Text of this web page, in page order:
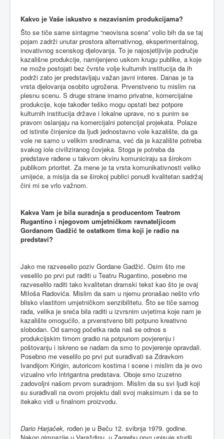
Kakvo je Vaše iskustvo s nezavisnim produkcijama?
Što se tiče same sintagme “neovisna scena” volio bih da se taj
pojam zadrži unutar prostora alternativnog, eksperimentalnog,
inovativnog scenskog djelovanja. To je najosjetljivije područje
kazališne produkcije, namijenjeno uskom krugu publike, a koje
ne može postojati bez čvrste volje kulturnih institucija da ih
podrži zato jer predstavljaju važan javni interes. Danas je ta
vrsta djelovanja osobito ugrožena. Prvenstveno tu mislim na
plesnu scenu. S druge strane imamo privatne, komercijalne
produkcije, koje također teško mogu opstati bez potpore
kulturnih institucija države i lokalne uprave, no s punim se
pravom oslanjaju na komercijalni potencijal projekata. Polaze
od istinite činjenice da ljudi jednostavno vole kazalište, da ga
vole ne samo u velikim sredinama, već da je kazalište potreba
svakog iole civiliziranog čovjeka. Stoga je potreba da
predstave rađene u takvom okviru komuniciraju sa širokom
publikom prioritet. Za mene je ta vrsta komunikativnosti veliko
umijeće, a misija da se širokoj publici ponudi kvalitetan sadržaj
čini mi se vrlo važnom.
Kakva Vam je bila suradnja s producentom Teatrom
Rugantino i njegovom umjetničkom ravnateljicom
Gordanom Gadžić te ostatkom tima koji je radio na
predstavi?
Jako me razveselio poziv Gordane Gadžić. Osim što me
veselilo po prvi put raditi u Teatru Rugantino, posebno me
razveselilo raditi tako kvalitetan dramski tekst kao što je ovaj
MiIoša Radovića. Mislim da sam u njemu pronašao nešto vrlo
blisko vlastitom umjetničkom senzibilitetu. Što se tiče samog
rada, velika je sreća bila raditi u izvrsnim uvjetima koje nam je
kazalište omogućilo, a prvenstveno biti potpuno kreativno
slobodan. Od samog početka rada naš se odnos s
produkcijskim timom gradio na potpunom povjerenju i
poštovanju i iskreno se nadam da smo to povjerenje opravdali.
Posebno me veselilo po prvi put surađivati sa Zdravkom
Ivandijom Kirigin, autoricom kostima i scene i mislim da je ovo
vizualno vrlo intrigantna predstava. Oboje smo izuzetno
zadovoljni našom prvom suradnjom. Mislim da su svi ljudi koji
su surađivali na ovom projektu dali svoj maksimum i da se to
itekako vidi u finalnom proizvodu.
Dario Harjaček, rođen je u Beču 12. svibnja 1979. godine.
Nakon gimnazije u Varaždinu, u Zagrebu prvo upisuje studij